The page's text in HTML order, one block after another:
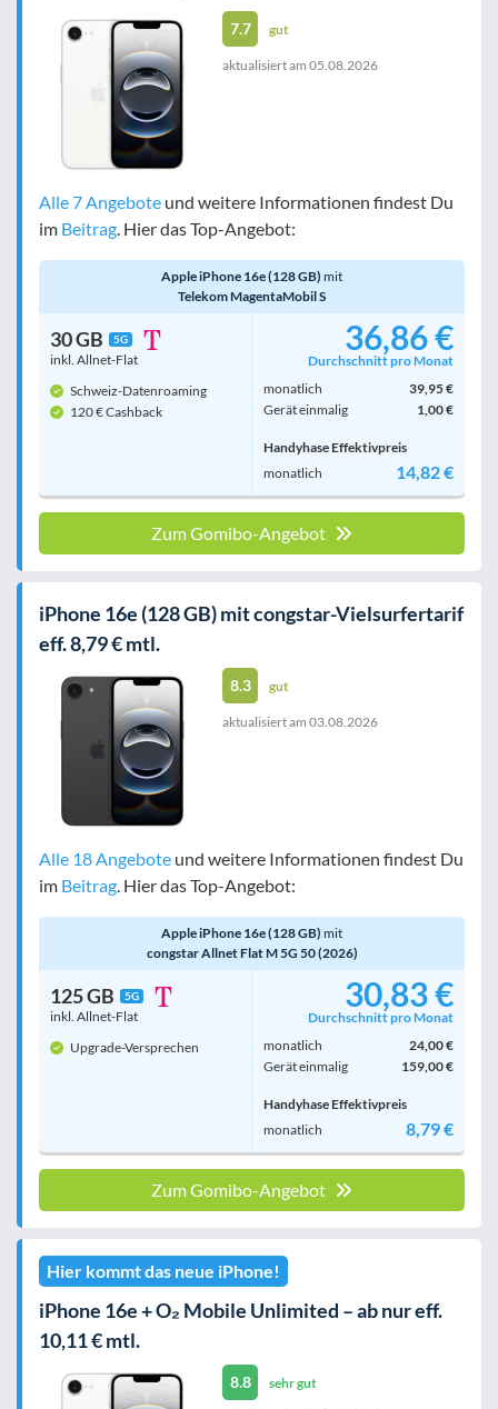
Handy-Speicher egal
Filter zurücksetzen
7.7 gut
aktualisiert am 05.08.2026
Alle 7 Angebote und weitere Informationen findest Du
im Beitrag. Hier das Top-Angebot:
Apple iPhone 16e (128 GB) mit
Telekom MagentaMobil S
30 GB 5G
inkl. Allnet-Flat
Schweiz-Datenroaming
120 € Cashback
36,86 €
Durchschnitt pro Monat
monatlich
39,95 €
Gerät einmalig
1,00 €
Handyhase Effektivpreis
monatlich
14,82 €
Zum Gomibo-Angebot
iPhone 16e (128 GB) mit congstar-Vielsurfertarif
eff. 8,79 € mtl.
8.3 gut
aktualisiert am 03.08.2026
Alle 18 Angebote und weitere Informationen findest Du
im Beitrag. Hier das Top-Angebot:
Apple iPhone 16e (128 GB) mit
congstar Allnet Flat M 5G 50 (2026)
125 GB 5G
inkl. Allnet-Flat
Upgrade-Versprechen
30,83 €
Durchschnitt pro Monat
monatlich
24,00 €
Gerät einmalig
159,00 €
Handyhase Effektivpreis
monatlich
8,79 €
Zum Gomibo-Angebot
Hier kommt das neue iPhone!
iPhone 16e + O₂ Mobile Unlimited – ab nur eff.
10,11 € mtl.
8.8 sehr gut